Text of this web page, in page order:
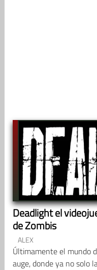
Deadlight el
de Zombis
ALEX
Últimamente el mundo
auge, donde ya no solo